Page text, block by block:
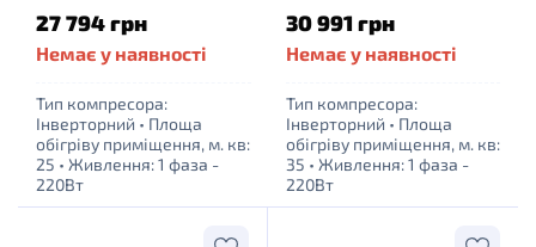
27 794 грн
Немає у наявності
Тип компресора:
Інверторний • Площа
обігріву приміщення, м. кв:
25 • Живлення: 1 фаза -
220Вт
30 991 грн
Немає у наявності
Тип компресора:
Інверторний • Площа
обігріву приміщення, м. кв:
35 • Живлення: 1 фаза -
220Вт